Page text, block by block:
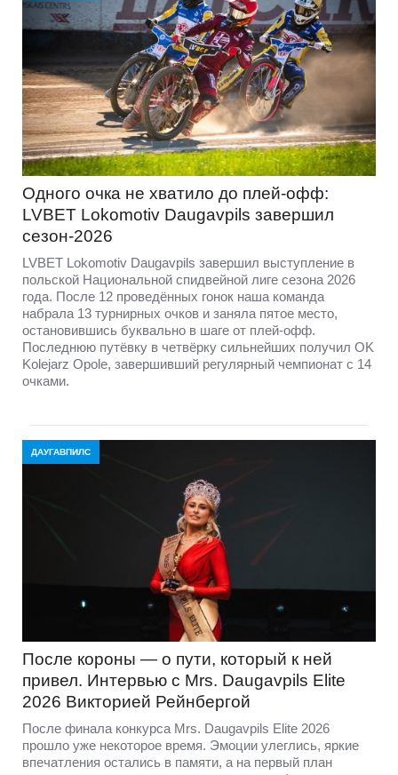
Одного очка не хватило до плей-офф:
LVBET Lokomotiv Daugavpils завершил
сезон-2026
LVBET Lokomotiv Daugavpils завершил выступление в
польской Национальной спидвейной лиге сезона 2026
года. После 12 проведённых гонок наша команда
набрала 13 турнирных очков и заняла пятое место,
остановившись буквально в шаге от плей-офф.
Последнюю путёвку в четвёрку сильнейших получил OK
Kolejarz Opole, завершивший регулярный чемпионат с 14
очками.
ДАУГАВПИЛС
После короны — о пути, который к ней
привел. Интервью с Mrs. Daugavpils Elite
2026 Викторией Рейнбергой
После финала конкурса Mrs. Daugavpils Elite 2026
прошло уже некоторое время. Эмоции улеглись, яркие
впечатления остались в памяти, а на первый план